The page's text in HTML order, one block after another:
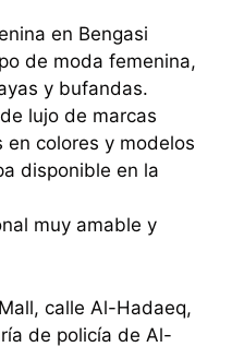
en Bengasi
de moda femenina,
y bufandas.
lujo de marcas
en colores y modelos
disponible en la
muy amable y
calle Al-Hadaeq,
de policía de Al-